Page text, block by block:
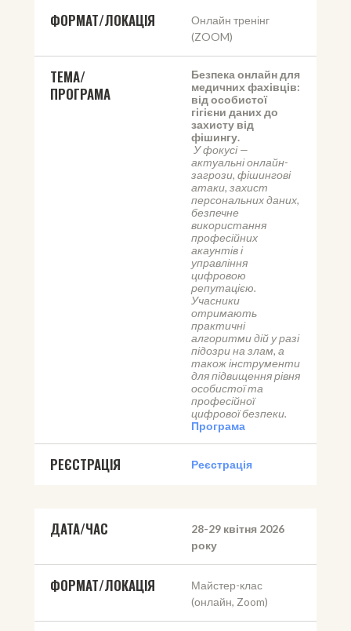
ФОРМАТ/ЛОКАЦІЯ
Онлайн тренінг
(ZOOM)
ТЕМА/
ПРОГРАМА
Безпека онлайн для
медичних фахівців:
від особистої
гігієни даних до
захисту від
фішингу.
актуальні онлайн-
загрози, фішингові
атаки, захист
персональних даних,
безпечне
використання
професійних
акаунтів і
управління
цифровою
репутацією.
Учасники
отримають
практичні
алгоритми дій у разі
підозри на злам, а
також інструменти
для підвищення рівня
особистої та
професійної
цифрової безпеки.
Програма
РЕЄСТРАЦІЯ Реєстрація
ДАТА/ЧАС
28-29 квітня 2026
року
ФОРМАТ/ЛОКАЦІЯ
Майстер-клас
(онлайн, Zoom)